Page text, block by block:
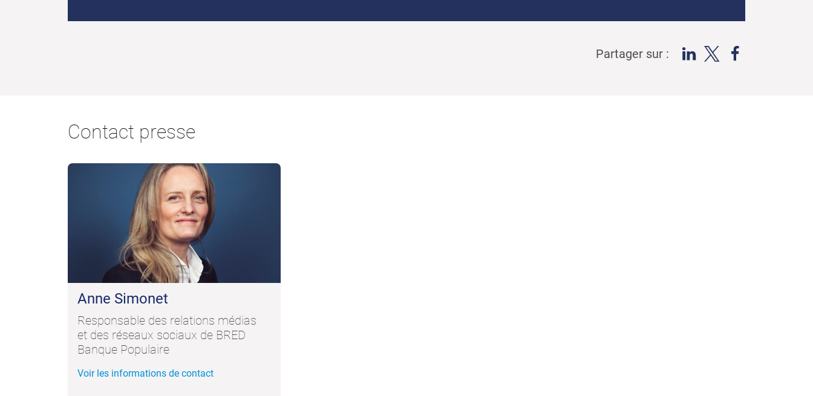
Partager sur :
Contact presse
Anne Simonet
Responsable des relations médias
et des réseaux sociaux de BRED
Banque Populaire
Voir les informations de contact